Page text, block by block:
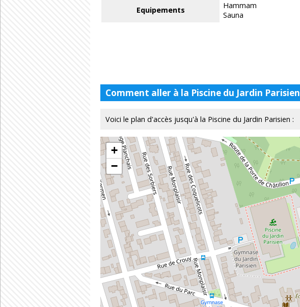
Equipements
Hammam
Sauna
Comment aller à la Piscine du Jardin Parisien
Voici le plan d'accès jusqu'à la Piscine du Jardin Parisien :
+
−